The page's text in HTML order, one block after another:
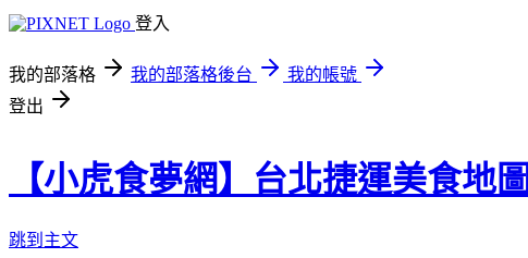
登入
我的部落格 我的部落格後台
我的帳號
登出
【小虎食夢網】台北捷運美食地圖
跳到主文